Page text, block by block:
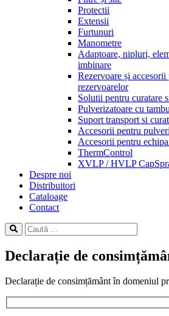
Protectii
Extensii
Furtunuri
Manometre
Adaptoare, nipluri,
imbinare
Rezervoare și
rezervoarelor
Solutii pentru curatare
Pulverizatoare cu
Suport transport si
Accesorii pentru
Accesorii pentru
ThermControl
XVLP / HVLP
Despre noi
Distribuitori
Cataloage
Contact
Declarație de
Declarație de consimțământ în domeniul